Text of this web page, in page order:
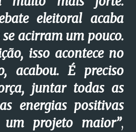
eleitoral acaba
acirram um pouco.
isso acontece no
acabou. É preciso
juntar todas as
energias positivas
projeto maior”,